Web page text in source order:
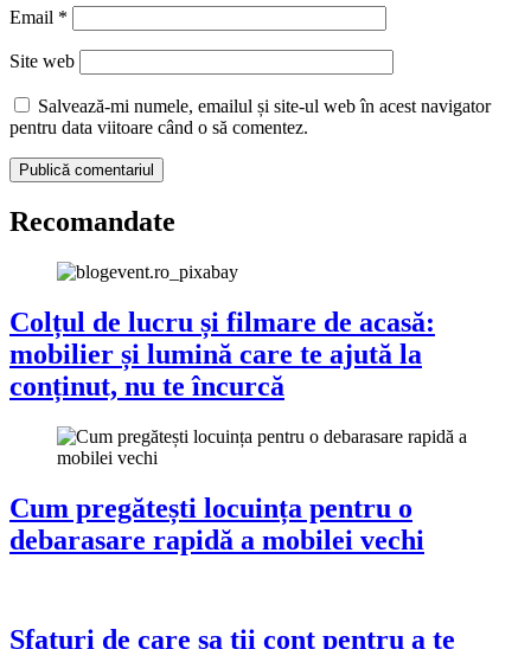
Email *
Site web
Salvează-mi numele, emailul și site-ul web în acest navigator
pentru data viitoare când o să comentez.
Recomandate
Colțul de lucru și filmare de acasă:
mobilier și lumină care te ajută la
conținut, nu te încurcă
Cum pregătești locuința pentru o
debarasare rapidă a mobilei vechi
Sfaturi de care sa tii cont pentru a te